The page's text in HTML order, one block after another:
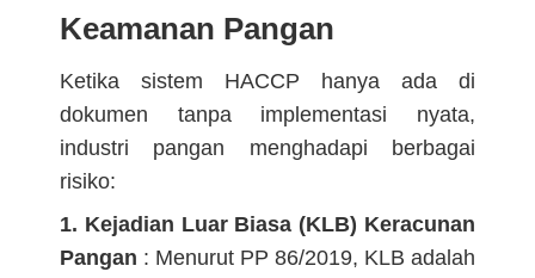
Keamanan Pangan
Ketika sistem HACCP hanya ada di
dokumen tanpa implementasi nyata,
industri pangan menghadapi berbagai
risiko:
1. Kejadian Luar Biasa (KLB) Keracunan
Pangan : Menurut PP 86/2019, KLB adalah